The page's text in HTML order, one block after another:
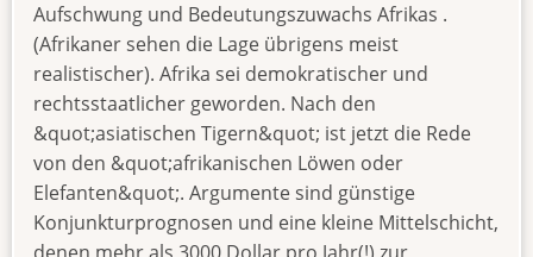
Aufschwung und Bedeutungszuwachs Afrikas .
(Afrikaner sehen die Lage übrigens meist
realistischer). Afrika sei demokratischer und
rechtsstaatlicher geworden. Nach den
&quot;asiatischen Tigern&quot; ist jetzt die Rede
von den &quot;afrikanischen Löwen oder
Elefanten&quot;. Argumente sind günstige
Konjunkturprognosen und eine kleine Mittelschicht,